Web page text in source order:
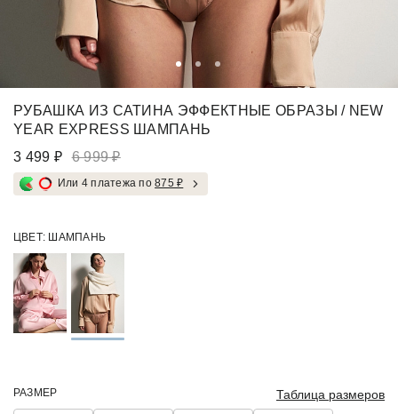
РУБАШКА ИЗ САТИНА ЭФФЕКТНЫЕ ОБРАЗЫ / NEW
YEAR EXPRESS ШАМПАНЬ
3 499 ₽
6 999 ₽
Или 4 платежа по875 ₽
ЦВЕТ: ШАМПАНЬ
РАЗМЕР Таблица размеров